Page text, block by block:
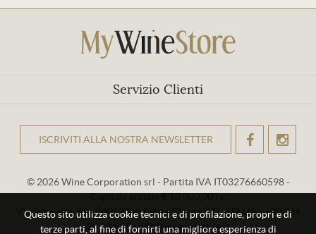
Servizio Clienti
Questo sito utilizza cookie tecnici e di profilazione, propri e di
terze parti, al fine di fornirti una migliore esperienza di
ISCRIVITI ALLA NOSTRA NEWSLETTEROK
© 2026 Wine Corporation srl - Partita IVA IT03276660598 -
Capitale sociale € 10.000,00 i.v.
Via Sabaudia, 56 - 04017 San Felice Circeo (LT) - ITALIA - +39 334
29 93 956 - info@mywinestore.it